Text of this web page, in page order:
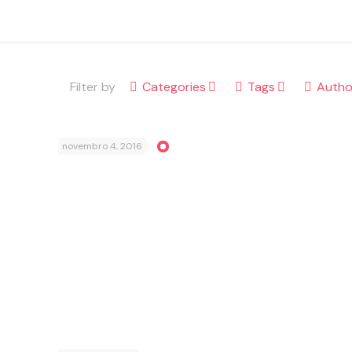
Filter by Categories Tags
novembro 4, 2016